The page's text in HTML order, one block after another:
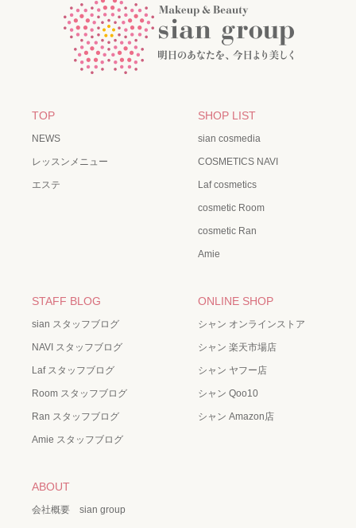
TOP
NEWS
レッスンメニュー
エステ
SHOP LIST
sian cosmedia
COSMETICS NAVI
Laf cosmetics
cosmetic Room
cosmetic Ran
Amie
STAFF BLOG
sian スタッフブログ
NAVI スタッフブログ
Laf スタッフブログ
Room スタッフブログ
Ran スタッフブログ
Amie スタッフブログ
ONLINE SHOP
シャン オンラインストア
シャン 楽天市場店
シャン ヤフー店
シャン Qoo10
シャン Amazon店
ABOUT
会社概要 sian group